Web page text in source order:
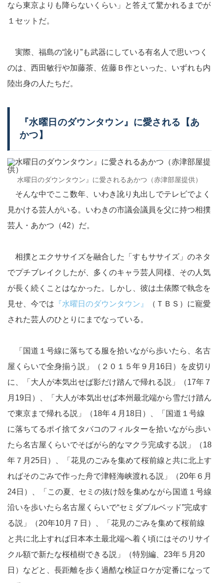
なら東京よりも降らないくらい」と答えて驚かれるまでが
１セットだ。
実際、福島の“訛り”も武器にしている有名人で思いつく
のは、西田敏行や加藤茶、佐藤Ｂ作といった、いずれも内
陸出身の人たちだ。
『水曜日のダウンタウン』に愛される【あ
かつ】
水曜日のダウンタウン』に愛されるあかつ（赤津部屋提供）
そんな中でここ数年、いわき訛り丸出しでテレビでよく
見かける芸人がいる。いわきの市議会議員を父に持つ相撲
芸人・あかつ（42）だ。
相撲とエクササイズを融合した「すもササイズ」のネタ
でプチブレイクしたが、多くのキャラ芸人同様、その人気
が長く続くことはなかった。しかし、彼は土俵際で執念を
見せ、今では 『水曜日のダウンタウン』
（ＴＢＳ）に寵愛
された芸人のひとりにまでなっている。
「国道１号線に落ちてる服を拾いながら歩いたら、名古
屋くらいで全身揃う説」（２０１５年９月16日）を皮切り
に、「大人が本気出せば影だけ踏んで帰れる説」（17年７
月19日）、「大人が本気出せば本州最北端から雪だけ踏ん
で東京まで帰れる説」（18年４月18日）、「国道１号線
に落ちてるポイ捨てタバコのフィルターを拾いながら歩い
たら名古屋くらいでそばがら的なマクラ完成する説」（18
年７月25日）、「花見のごみを集めて桜前線と共に北上す
ればそのごみで作った舟で津軽海峡渡れる説」（20年６月
24日）、「この夏、セミの抜け殻を集めながら国道１号線
沿いを歩いたら名古屋くらいで“セミダブルベッド”完成す
る説」（20年10月７日）、「花見のごみを集めて桜前線
と共に北上すれば日本本土最北端へ着く頃にはそのリサイ
クル額で新たな桜植樹できる説」（特別編、23年５月20
日）などと、長距離を歩く過酷な検証ロケが定番になって